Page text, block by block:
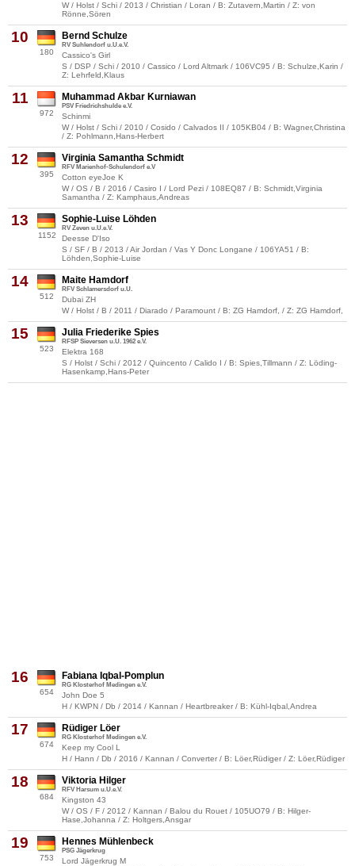
W / Holst / Schi / 2013 / Christian / Loran / B: Zutavern,Martin / Z: von
Rönne,Sören
10
180
Bernd Schulze
RV Suhlendorf u.U.e.V.
Cassico's Girl
S / DSP / Schi / 2010 / Cassico / Lord Altmark / 106VC95 / B: Schulze,Karin /
Z: Lehrfeld,Klaus
11
972
Muhammad Akbar Kurniawan
PSV Friedrichshulde e.V.
Schinmi
W / Holst / Schi / 2010 / Cosido / Calvados II / 105KB04 / B: Wagner,Christina
/ Z: Pohlmann,Hans-Herbert
12
395
Virginia Samantha Schmidt
RFV Marienhof-Schulendorf e.V
Cotton eyeJoe K
W / OS / B / 2016 / Casiro I / Lord Pezi / 108EQ87 / B: Schmidt,Virginia
Samantha / Z: Kamphaus,Andreas
13
1152
Sophie-Luise Löhden
RV Zeven u.U.e.V.
Deesse D'Iso
S / SF / B / 2013 / Air Jordan / Vas Y Donc Longane / 106YA51 / B:
Löhden,Sophie-Luise
14
512
Maite Hamdorf
RFV Schlamersdorf u.U.
Dubai ZH
W / Holst / B / 2011 / Diarado / Paramount / B: ZG Hamdorf, / Z: ZG Hamdorf,
15
523
Julia Friederike Spies
RFSP Sieversen u.U. 1962 e.V.
Elektra 168
S / Holst / Schi / 2012 / Quincento / Calido I / B: Spies,Tillmann / Z: Löding-
Hasenkamp,Hans-Peter
16
654
Fabiana Iqbal-Pomplun
RG Klosterhof Medingen e.V.
John Doe 5
H / KWPN / Db / 2014 / Kannan / Heartbreaker / B: Kühl-Iqbal,Andrea
17
674
Rüdiger Löer
RG Klosterhof Medingen e.V.
Keep my Cool L
H / Hann / Db / 2016 / Kannan / Converter / B: Löer,Rüdiger / Z: Löer,Rüdiger
18
684
Viktoria Hilger
RFV Harsum u.U.e.V.
Kingston 43
W / OS / F / 2012 / Kannan / Balou du Rouet / 105UO79 / B: Hilger-
Hase,Johanna / Z: Holtgers,Ansgar
19
753
Hennes Mühlenbeck
PSG Jägerkrug
Lord Jägerkrug M